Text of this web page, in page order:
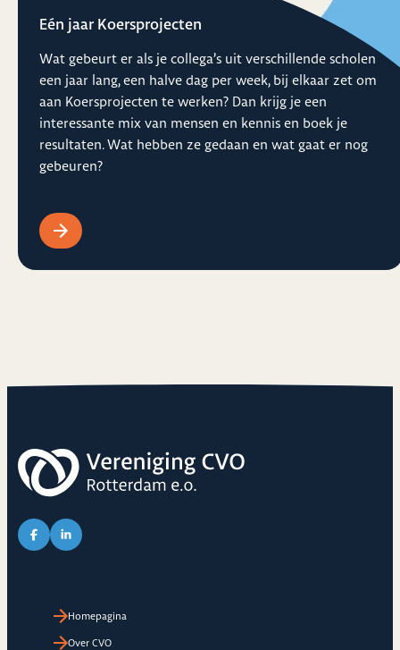
Eén jaar Koersprojecten
Wat gebeurt er als je collega’s uit verschillende scholen
een jaar lang, een halve dag per week, bij elkaar zet om
aan Koersprojecten te werken? Dan krijg je een
interessante mix van mensen en kennis en boek je
resultaten. Wat hebben ze gedaan en wat gaat er nog
gebeuren?
Link naar Facebook pagina van CVO
Link naar LinkedIn pagina van CVO
Homepagina
Over CVO